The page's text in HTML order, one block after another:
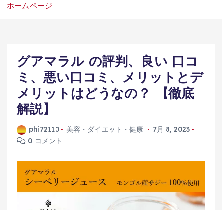
ホームページ
グアマラル の評判、良い 口コ
ミ、悪い口コミ、メリットとデ
メリットはどうなの？ 【徹底
解説】
phi72110 美容・ダイエット・健康
7月 8, 2023
0 コメント